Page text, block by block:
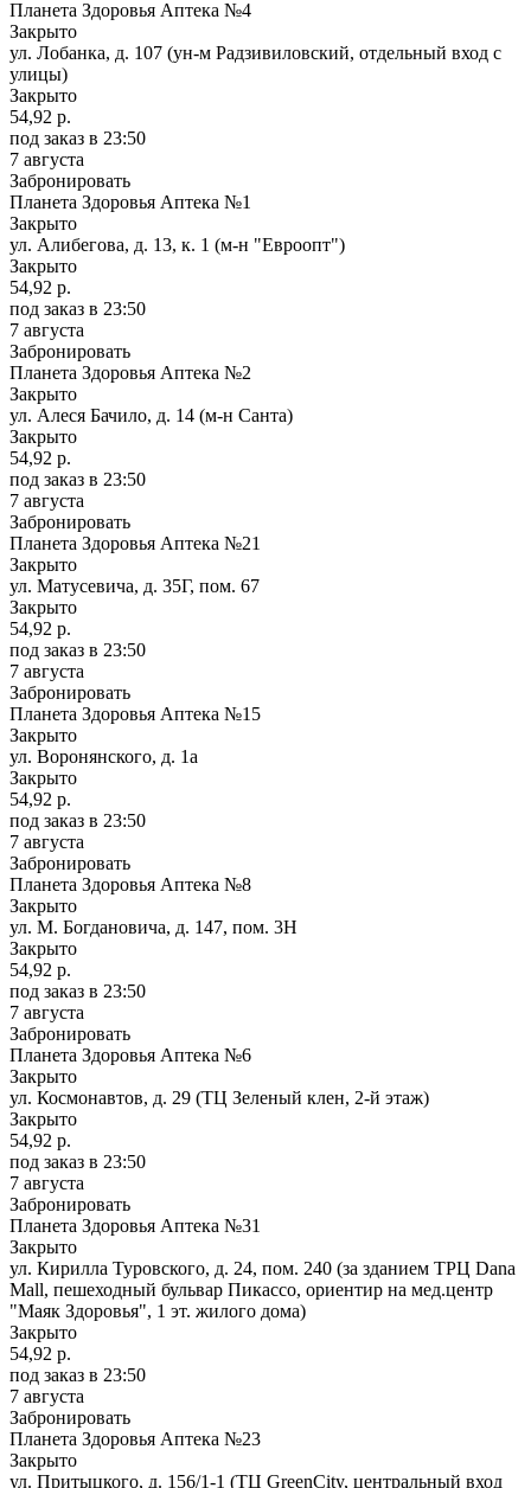
Планета Здоровья Аптека №4
Закрыто
ул. Лобанка, д. 107 (ун-м Радзивиловский, отдельный вход с
улицы)
Закрыто
54,92 р.
под заказ в 23:50
7 августа
Забронировать
Планета Здоровья Аптека №1
Закрыто
ул. Алибегова, д. 13, к. 1 (м-н "Евроопт")
Закрыто
54,92 р.
под заказ в 23:50
7 августа
Забронировать
Планета Здоровья Аптека №2
Закрыто
ул. Алеся Бачило, д. 14 (м-н Санта)
Закрыто
54,92 р.
под заказ в 23:50
7 августа
Забронировать
Планета Здоровья Аптека №21
Закрыто
ул. Матусевича, д. 35Г, пом. 67
Закрыто
54,92 р.
под заказ в 23:50
7 августа
Забронировать
Планета Здоровья Аптека №15
Закрыто
ул. Воронянского, д. 1а
Закрыто
54,92 р.
под заказ в 23:50
7 августа
Забронировать
Планета Здоровья Аптека №8
Закрыто
ул. М. Богдановича, д. 147, пом. 3Н
Закрыто
54,92 р.
под заказ в 23:50
7 августа
Забронировать
Планета Здоровья Аптека №6
Закрыто
ул. Космонавтов, д. 29 (ТЦ Зеленый клен, 2-й этаж)
Закрыто
54,92 р.
под заказ в 23:50
7 августа
Забронировать
Планета Здоровья Аптека №31
Закрыто
ул. Кирилла Туровского, д. 24, пом. 240 (за зданием ТРЦ Dana
Mall, пешеходный бульвар Пикассо, ориентир на мед.центр
"Маяк Здоровья", 1 эт. жилого дома)
Закрыто
54,92 р.
под заказ в 23:50
7 августа
Забронировать
Планета Здоровья Аптека №23
Закрыто
ул. Притыцкого, д. 156/1-1 (ТЦ GreenCity, центральный вход